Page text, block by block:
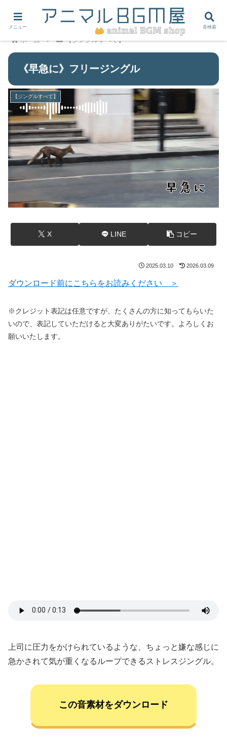
ホーム 【ジングルすべて】
《早急に》フリージングル
【ジングルすべて】
X LINE コピー
2025.03.10 2026.03.09
ダウンロード前にこちらをお読みください ＞
※クレジット表記は任意ですが、たくさんの方に知ってもらいた
いので、表記していただけると大変ありがたいです。よろしくお
願いいたします。
上司に圧力をかけられているような、ちょっと嫌な感じに
急かされて気が重くなるループできるストレスジングル。
この音素材をダウンロード
メニュー 音検索